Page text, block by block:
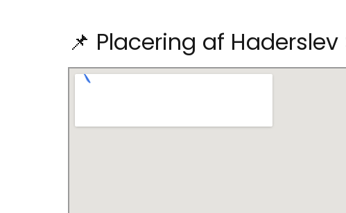
📌 Placering af Haderslev